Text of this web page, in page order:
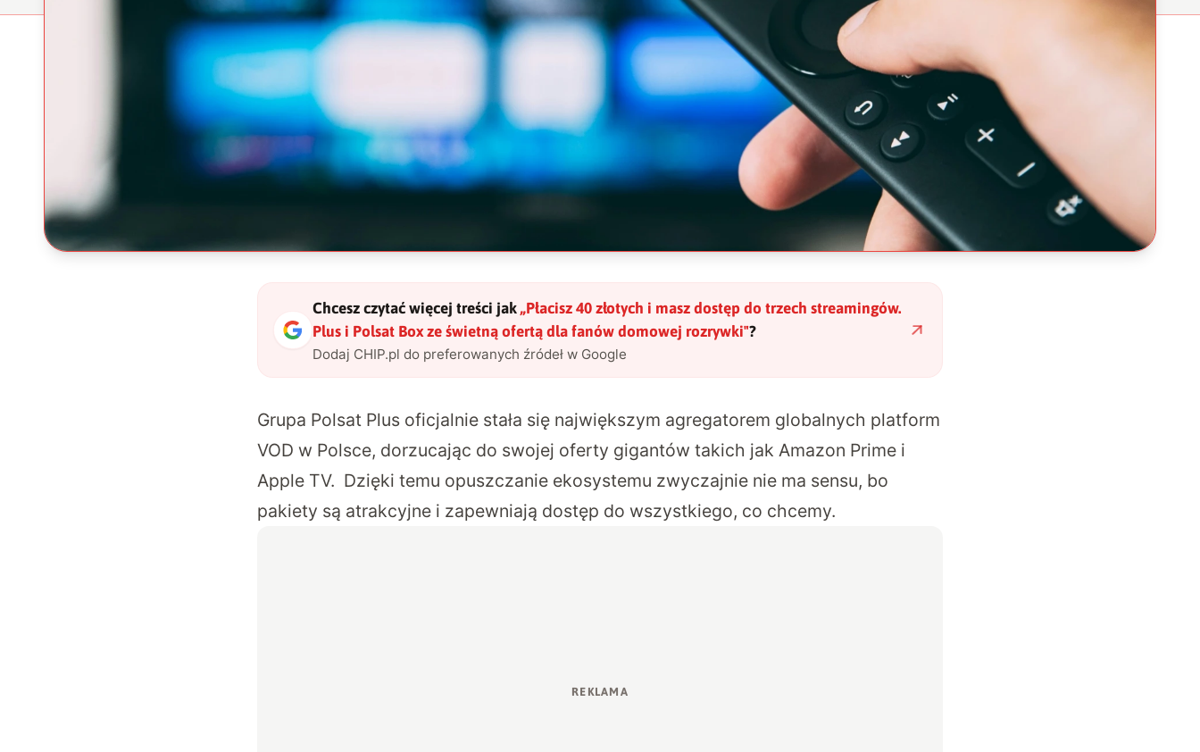
Chcesz czytać więcej treści jak „Płacisz 40 złotych i masz dostęp do trzech streamingów.
Plus i Polsat Box ze świetną ofertą dla fanów domowej rozrywki"?
Dodaj CHIP.pl do preferowanych źródeł w Google
Grupa Polsat Plus oficjalnie stała się największym agregatorem globalnych platform
VOD w Polsce, dorzucając do swojej oferty gigantów takich jak Amazon Prime i
Apple TV. Dzięki temu opuszczanie ekosystemu zwyczajnie nie ma sensu, bo
pakiety są atrakcyjne i zapewniają dostęp do wszystkiego, co chcemy.